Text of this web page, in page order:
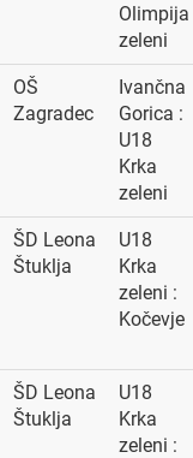
Olimpija
zeleni
OŠ
Zagradec
Ivančna
Gorica :
U18
Krka
zeleni
ŠD Leona
Štuklja
U18
Krka
zeleni :
Kočevje
ŠD Leona
Štuklja
U18
Krka
zeleni :